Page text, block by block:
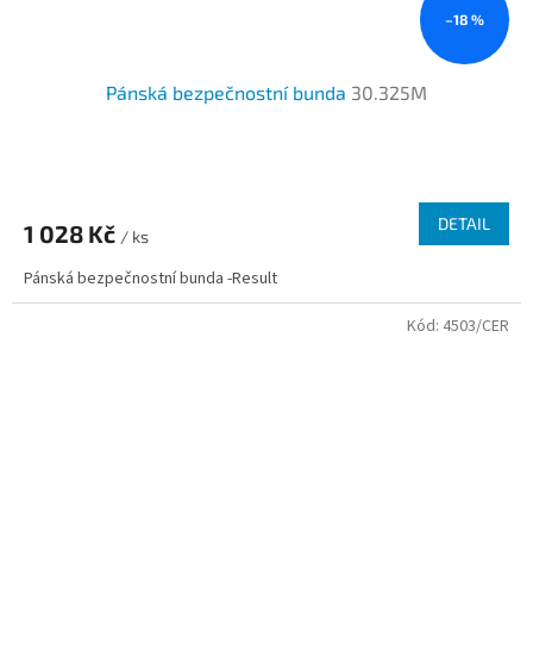
–18 %
Pánská bezpečnostní bunda 30.325M
je
z
5
1 028 Kč / ks
DETAIL
Pánská bezpečnostní bunda -Result
Kód: 4503/CER